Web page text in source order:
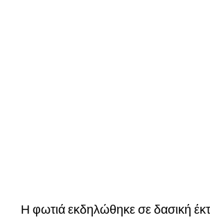
Η φωτιά εκδηλώθηκε σε δασική